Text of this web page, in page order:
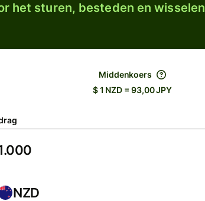
het sturen, besteden en
Middenkoers
$ 1 NZD = 93,00 JPY
NZD